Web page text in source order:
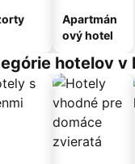
Apartmán
ový hotel
hotelov v